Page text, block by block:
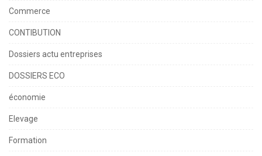
Commerce
CONTIBUTION
Dossiers actu entreprises
DOSSIERS ECO
économie
Elevage
Formation